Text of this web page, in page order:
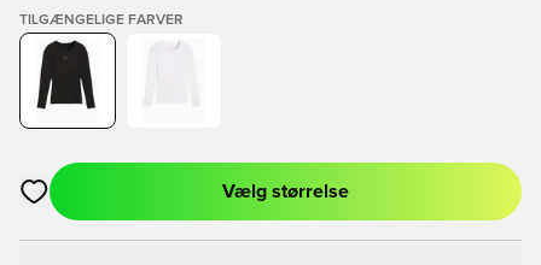
TILGÆNGELIGE FARVER
Åbner en Modal til at logge ind eller tilmelde dig som medlem
Vælg størrelse